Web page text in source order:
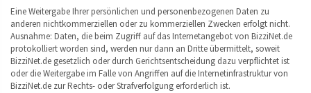
Eine Weitergabe Ihrer persönlichen und personenbezogenen Daten zu
anderen nichtkommerziellen oder zu kommerziellen Zwecken erfolgt nicht.
Ausnahme: Daten, die beim Zugriff auf das Internetangebot von BizziNet.de
protokolliert worden sind, werden nur dann an Dritte übermittelt, soweit
BizziNet.de gesetzlich oder durch Gerichtsentscheidung dazu verpflichtet ist
oder die Weitergabe im Falle von Angriffen auf die Internetinfrastruktur von
BizziNet.de zur Rechts- oder Strafverfolgung erforderlich ist.